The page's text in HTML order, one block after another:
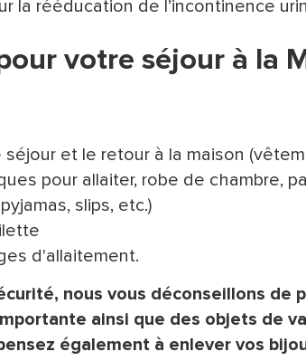
la rééducation de l’incontinence
votre séjour à la
séjour et le retour à la maison
pour allaiter, robe de chambre,
slips, etc.)
d'allaitement.
nous vous déconseillons de
ainsi que des objets de
également à enlever vos